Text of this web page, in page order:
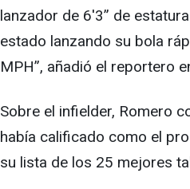
lanzador de 6'3” de
estado lanzando su bola
MPH”, añadió el reportero
Sobre el infielder, Romero
había calificado como el
su lista de los 25 mejores